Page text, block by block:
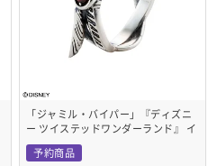
「ジャミル・バイパー」『ディズニ
ー ツイステッドワンダーランド』 イ
ヤーカフ 片耳用 シルバー DI737SV
予約商品